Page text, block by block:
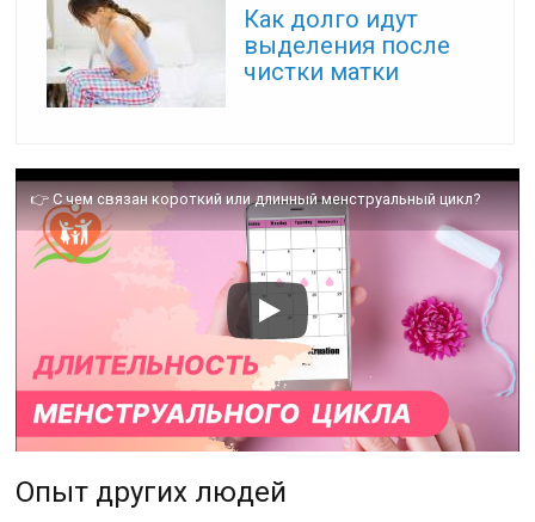
Как долго идут
выделения после
чистки матки
👉 С чем связан короткий или длинный менструальный цикл?
Опыт других людей